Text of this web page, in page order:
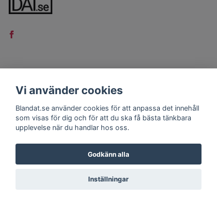
Kontakt
Köpvillkor
© 2026 Blandat.se
Vi använder cookies
Blandat.se använder cookies för att anpassa det innehåll
som visas för dig och för att du ska få bästa tänkbara
upplevelse när du handlar hos oss.
Godkänn alla
Inställningar